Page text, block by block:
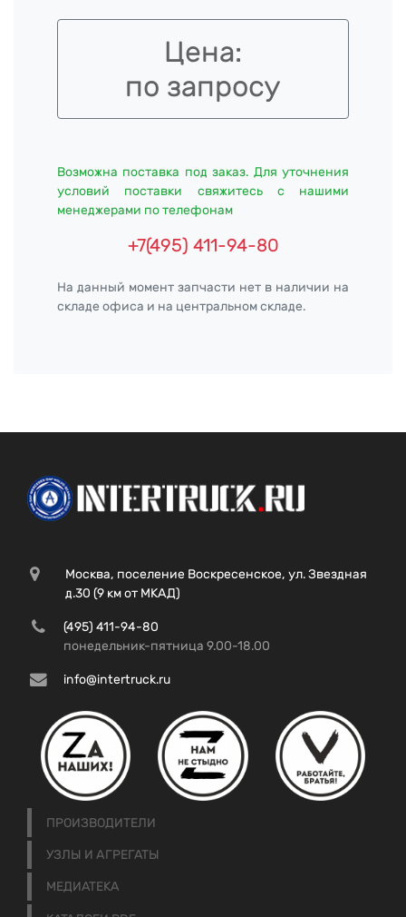
Цена:
по запросу
Возможна поставка под заказ. Для уточнения
условий поставки свяжитесь с нашими
менеджерами по телефонам
+7(495) 411-94-80
На данный момент запчасти нет в наличии на
складе офиса и на центральном складе.
Москва, поселение Воскресенское, ул. Звездная
д.30 (9 км от МКАД)
(495) 411-94-80
понедельник-пятница 9.00-18.00
info@intertruck.ru
ПРОИЗВОДИТЕЛИ
УЗЛЫ И АГРЕГАТЫ
МЕДИАТЕКА